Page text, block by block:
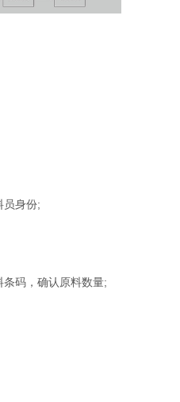
员身份;
码，确认原料数量;